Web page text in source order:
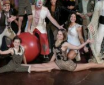
HOMENAJEADO DE